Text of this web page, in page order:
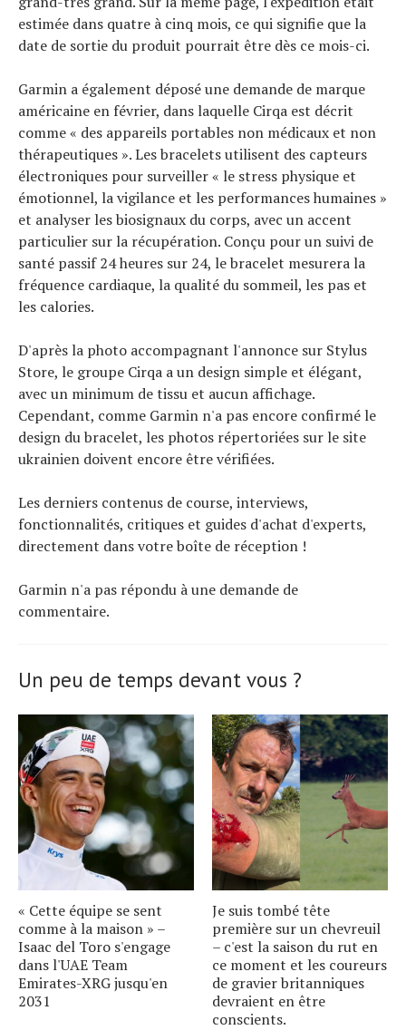
estimée dans quatre à cinq mois, ce qui signifie que la
date de sortie du produit pourrait être dès ce mois-ci.
Garmin a également déposé une demande de marque
américaine en février, dans laquelle Cirqa est décrit
comme « des appareils portables non médicaux et non
thérapeutiques ». Les bracelets utilisent des capteurs
électroniques pour surveiller « le stress physique et
émotionnel, la vigilance et les performances humaines »
et analyser les biosignaux du corps, avec un accent
particulier sur la récupération. Conçu pour un suivi de
santé passif 24 heures sur 24, le bracelet mesurera la
fréquence cardiaque, la qualité du sommeil, les pas et
les calories.
D'après la photo accompagnant l'annonce sur Stylus
Store, le groupe Cirqa a un design simple et élégant,
avec un minimum de tissu et aucun affichage.
Cependant, comme Garmin n'a pas encore confirmé le
design du bracelet, les photos répertoriées sur le site
ukrainien doivent encore être vérifiées.
Les derniers contenus de course, interviews,
fonctionnalités, critiques et guides d'achat d'experts,
directement dans votre boîte de réception !
Garmin n'a pas répondu à une demande de
commentaire.
Un peu de temps devant vous ?
« Cette équipe se sent
comme à la maison » –
Isaac del Toro s'engage
dans l'UAE Team
Emirates-XRG jusqu'en
2031
Je suis tombé tête
première sur un chevreuil
– c'est la saison du rut en
ce moment et les coureurs
de gravier britanniques
devraient en être
conscients.